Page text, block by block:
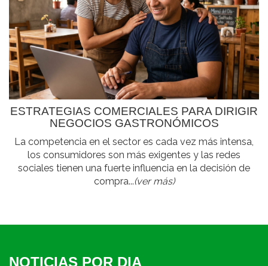
ESTRATEGIAS COMERCIALES PARA DIRIGIR
NEGOCIOS GASTRONÓMICOS
La competencia en el sector es cada vez más intensa,
los consumidores son más exigentes y las redes
sociales tienen una fuerte influencia en la decisión de
compra...(ver más)
NOTICIAS POR DIA